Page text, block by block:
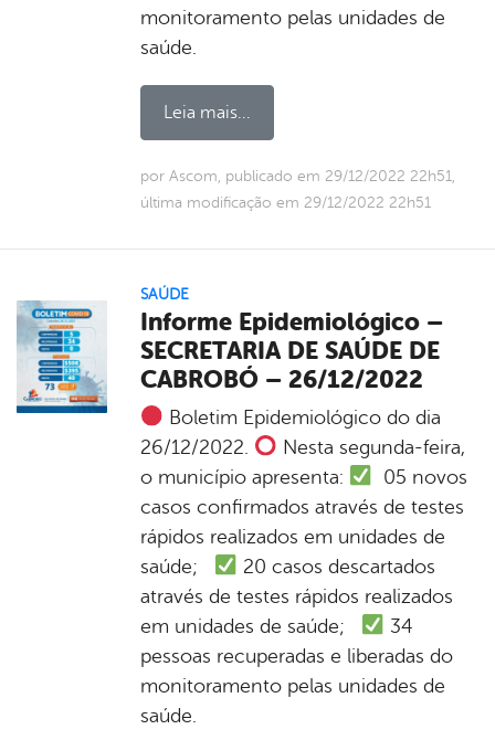
monitoramento pelas unidades de
saúde.
Leia mais...
por Ascom, publicado em 29/12/2022 22h51,
última modificação em 29/12/2022 22h51
SAÚDE
Informe Epidemiológico –
SECRETARIA DE SAÚDE DE
CABROBÓ – 26/12/2022
Boletim Epidemiológico do dia
26/12/2022.
Nesta segunda-feira,
o município apresenta:
05 novos
casos confirmados através de testes
rápidos realizados em unidades de
saúde;
20 casos descartados
através de testes rápidos realizados
em unidades de saúde;
34
pessoas recuperadas e liberadas do
monitoramento pelas unidades de
saúde.